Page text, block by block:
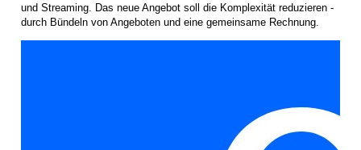
und Streaming. Das neue Angebot soll die Komplexität reduzieren -
durch Bündeln von Angeboten und eine gemeinsame Rechnung.